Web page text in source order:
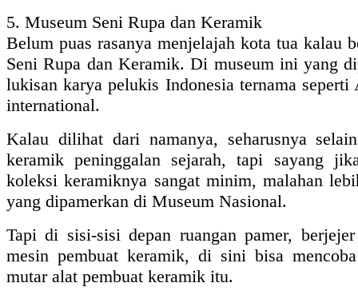
5. Museum Seni Rupa dan Keramik
Belum puas rasanya menjelajah kota tua kalau
Seni Rupa dan Keramik. Di museum ini yang
lukisan karya pelukis Indonesia ternama
international.
Kalau dilihat dari namanya, seharusnya
keramik peninggalan sejarah, tapi sayang
koleksi keramiknya sangat minim, malahan
yang dipamerkan di Museum Nasional.
Tapi di sisi-sisi depan ruangan pamer,
mesin pembuat keramik, di sini bisa
mutar alat pembuat keramik itu.